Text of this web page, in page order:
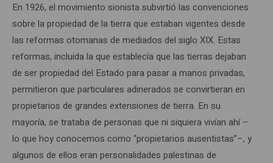
En 1926, el movimiento sionista subvirtió las convenciones
sobre la propiedad de la tierra que estaban vigentes desde
las reformas otomanas de mediados del siglo XIX. Estas
reformas, incluida la que establecía que las tierras dejaban
de ser propiedad del Estado para pasar a manos privadas,
permitieron que particulares adinerados se convirtieran en
propietarios de grandes extensiones de tierra. En su
mayoría, se trataba de personas que ni siquiera vivían ahí –
lo que hoy conocemos como “propietarios ausentistas”–, y
algunos de ellos eran personalidades palestinas de